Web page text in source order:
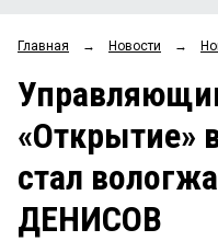
ОБЩЕСТВО
ЗАКОН
НОВОСТИ КОМПАНИЙ
ПРОИСШЕСТВИЯ
Главная → Новости →
«Открытие»
стал
ДЕНИСОВ